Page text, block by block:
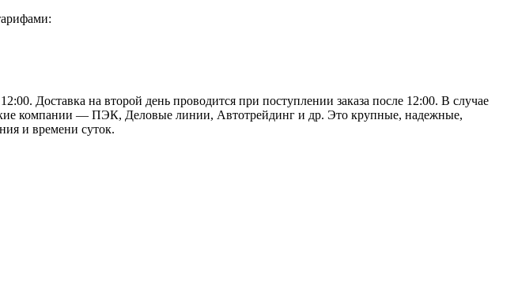
Доставка на второй день проводится при поступлении заказа после 12:00. В случае
компании — ПЭК, Деловые линии, Автотрейдинг и др. Это крупные, надежные,
и времени суток.